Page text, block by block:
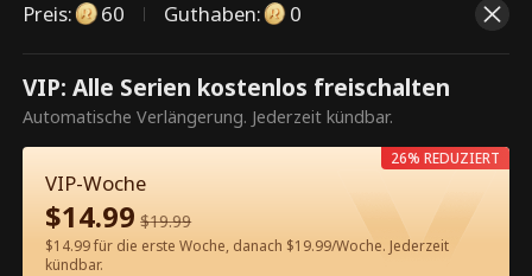
Dies ist eine kostenpflichtige
Episode. Bitte entsperren, um
60 Jetzt entsperren
Preis: 60 Guthaben: 0
VIP: Alle Serien kostenlos freischalten
Automatische Verlängerung. Jederzeit kündbar.
VIP-Woche
$14.99 $19.99
$14.99 für die erste Woche, danach $19.99/Woche. Jederzeit
kündbar.
26% REDUZIERT